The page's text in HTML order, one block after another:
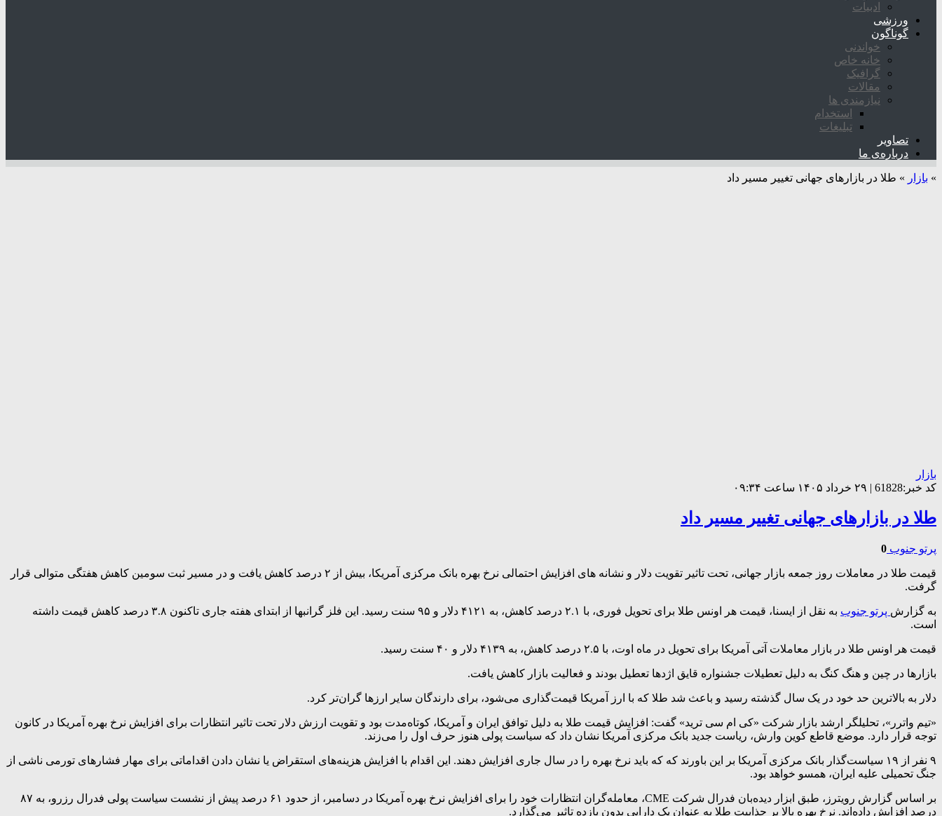
ادبیات
ورزشی
گوناگون
خواندنی
خانه خاص
گرافیک
مقالات
نیازمندی ها
استخدام
تبلیغات
تصاویر
درباره‌ی ما
» بازار » طلا در بازارهای جهانی تغییر مسیر داد
بازار
کد خبر:61828 | ۲۹ خرداد ۱۴۰۵ ساعت ۰۹:۳۴
طلا در بازارهای جهانی تغییر مسیر داد
پرتو جنوب 0
قیمت طلا در معاملات روز جمعه بازار جهانی، تحت تاثیر تقویت دلار و نشانه های افزایش احتمالی نرخ بهره بانک مرکزی آمریکا، بیش از ۲ درصد کاهش یافت و در مسیر ثبت سومین کاهش هفتگی متوالی قرار
گرفت.
به گزارش پرتو جنوب
به نقل از ایسنا، قیمت هر اونس طلا برای تحویل فوری، با ۲.۱ درصد کاهش، به ۴۱۲۱ دلار و ۹۵ سنت رسید. این فلز گرانبها از ابتدای هفته جاری تاکنون ۳.۸ درصد کاهش قیمت داشته
است.
قیمت هر اونس طلا در بازار معاملات آتی آمریکا برای تحویل در ماه اوت، با ۲.۵ درصد کاهش، به ۴۱۳۹ دلار و ۴۰ سنت رسید.
بازارها در چین و هنگ کنگ به دلیل تعطیلات جشنواره قایق اژدها تعطیل بودند و فعالیت بازار کاهش یافت.
دلار به بالاترین حد خود در یک سال گذشته رسید و باعث شد طلا که با ارز آمریکا قیمت‌گذاری می‌شود، برای دارندگان سایر ارزها گران‌تر کرد.
«تیم واترر»، تحلیلگر ارشد بازار شرکت «کی ام سی ترید» گفت: افزایش قیمت طلا به دلیل توافق ایران و آمریکا، کوتاه‌مدت بود و تقویت ارزش دلار تحت تاثیر انتظارات برای افزایش نرخ بهره آمریکا در کانون
توجه قرار دارد. موضع قاطع کوین وارش، ریاست جدید بانک مرکزی آمریکا نشان داد که سیاست پولی هنوز حرف اول را می‌زند.
۹ نفر از ۱۹ سیاست‌گذار بانک مرکزی آمریکا بر این باورند که که باید نرخ بهره را در سال جاری افزایش دهند. این اقدام با افزایش هزینه‌های استقراض یا نشان دادن اقداماتی برای مهار فشارهای تورمی ناشی از
جنگ تحمیلی علیه ایران، همسو خواهد بود.
بر اساس گزارش رویترز، طبق ابزار دیده‌بان فدرال شرکت CME، معامله‌گران انتظارات خود را برای افزایش نرخ بهره آمریکا در دسامبر، از حدود ۶۱ درصد پیش از نشست سیاست پولی فدرال رزرو، به ۸۷
درصد افزایش داده‌اند. نرخ بهره بالا بر جذابیت طلا به عنوان یک دارایی بدون بازده تاثیر می‌گذارد.